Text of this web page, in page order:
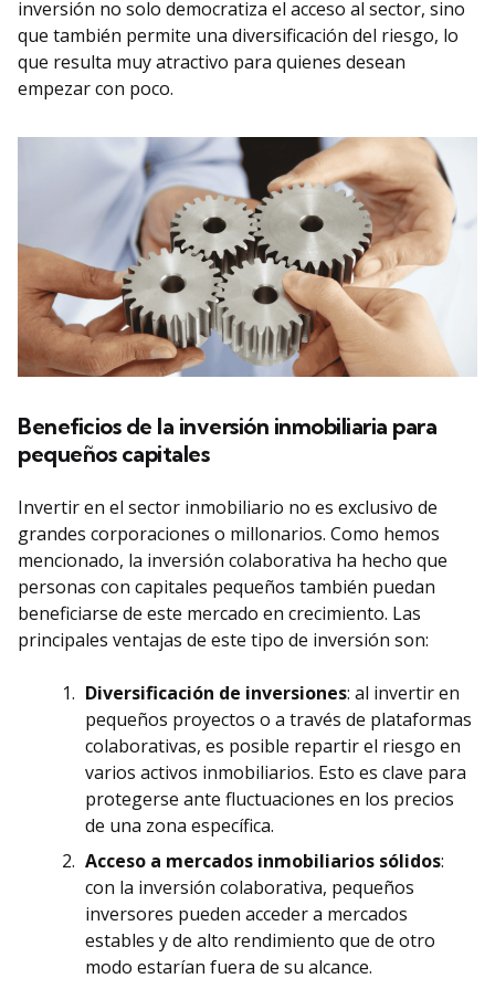
inversión no solo democratiza el acceso al sector, sino
que también permite una diversificación del riesgo, lo
que resulta muy atractivo para quienes desean
empezar con poco.
Beneficios de la inversión inmobiliaria para
pequeños capitales
Invertir en el sector inmobiliario no es exclusivo de
grandes corporaciones o millonarios. Como hemos
mencionado, la inversión colaborativa ha hecho que
personas con capitales pequeños también puedan
beneficiarse de este mercado en crecimiento. Las
principales ventajas de este tipo de inversión son:
Diversificación de inversiones: al invertir en
pequeños proyectos o a través de plataformas
colaborativas, es posible repartir el riesgo en
varios activos inmobiliarios. Esto es clave para
protegerse ante fluctuaciones en los precios
de una zona específica.
Acceso a mercados inmobiliarios sólidos:
con la inversión colaborativa, pequeños
inversores pueden acceder a mercados
estables y de alto rendimiento que de otro
modo estarían fuera de su alcance.